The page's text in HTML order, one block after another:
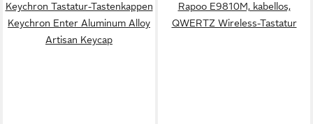
Keychron Tastatur-Tastenkappen
Keychron Enter Aluminum Alloy
Artisan Keycap
Rapoo E9810M, kabellos,
QWERTZ Wireless-Tastatur